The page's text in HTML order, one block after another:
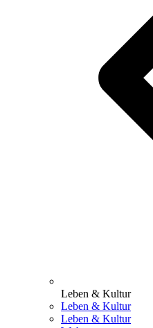
Leben & Kultur
Leben & Kultur
Leben & Kultur